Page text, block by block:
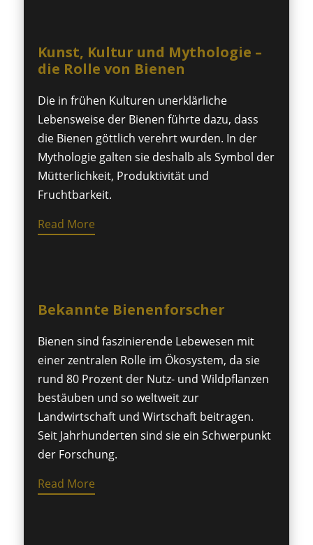
Kunst, Kultur und Mythologie –
die Rolle von Bienen
Die in frühen Kulturen unerklärliche
Lebensweise der Bienen führte dazu, dass
die Bienen göttlich verehrt wurden. In der
Mythologie galten sie deshalb als Symbol der
Mütterlichkeit, Produktivität und
Fruchtbarkeit.
Read More
Bekannte Bienenforscher
Bienen sind faszinierende Lebewesen mit
einer zentralen Rolle im Ökosystem, da sie
rund 80 Prozent der Nutz- und Wildpflanzen
bestäuben und so weltweit zur
Landwirtschaft und Wirtschaft beitragen.
Seit Jahrhunderten sind sie ein Schwerpunkt
der Forschung.
Read More